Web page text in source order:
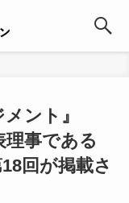
ント』
理事である
回が掲載さ